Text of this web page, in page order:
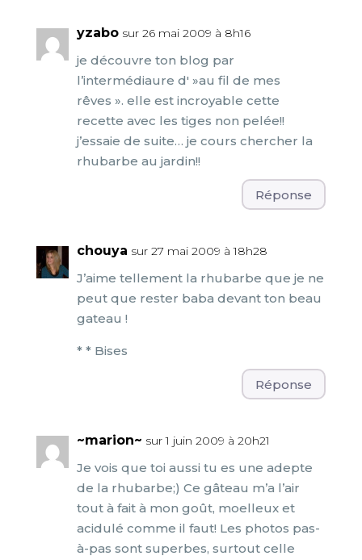
yzabo sur 26 mai 2009 à 8h16
je découvre ton blog par
l’intermédiaure d' »au fil de mes
rêves ». elle est incroyable cette
recette avec les tiges non pelée!!
j’essaie de suite… je cours chercher la
rhubarbe au jardin!!
Réponse
chouya sur 27 mai 2009 à 18h28
J’aime tellement la rhubarbe que je ne
peut que rester baba devant ton beau
gateau !
* * Bises
Réponse
~marion~ sur 1 juin 2009 à 20h21
Je vois que toi aussi tu es une adepte
de la rhubarbe;) Ce gâteau m’a l’air
tout à fait à mon goût, moelleux et
acidulé comme il faut! Les photos pas-
à-pas sont superbes, surtout celle